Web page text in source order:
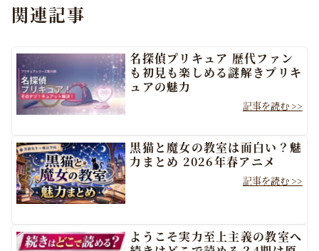
関連記事
名探偵プリキュア 歴代ファン
も初見も楽しめる謎解きプリキ
ュアの魅力
黒猫と魔女の教室は面白い？魅
力まとめ 2026年春アニメ
ようこそ実力至上主義の教室へ